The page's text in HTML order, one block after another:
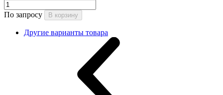
По запросу В корзину
Другие варианты товара